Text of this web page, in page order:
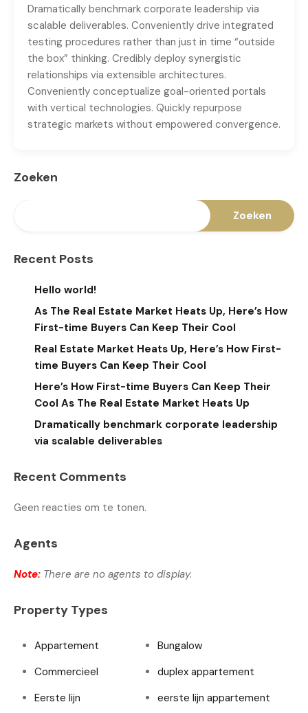
Dramatically benchmark corporate leadership via
scalable deliverables. Conveniently drive integrated
testing procedures rather than just in time “outside
the box” thinking. Credibly deploy synergistic
relationships via extensible architectures.
Conveniently conceptualize goal-oriented portals
with vertical technologies. Quickly repurpose
strategic markets without empowered convergence.
Zoeken
Zoeken
Recent Posts
Hello world!
As The Real Estate Market Heats Up, Here’s How
First-time Buyers Can Keep Their Cool
Real Estate Market Heats Up, Here’s How First-
time Buyers Can Keep Their Cool
Here’s How First-time Buyers Can Keep Their
Cool As The Real Estate Market Heats Up
Dramatically benchmark corporate leadership
via scalable deliverables
Recent Comments
Geen reacties om te tonen.
Agents
Note: There are no agents to display.
Property Types
Appartement
Bungalow
Commercieel
duplex appartement
Eerste lijn
eerste lijn appartement